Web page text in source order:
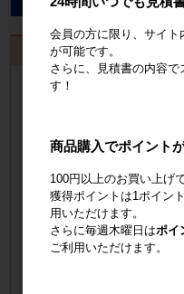
見積書
納品書の発
会員の方に限り、サイト
が可能です。
さらに、見積書の内容で
す！
商品購入でポイント
100円以上のお買い上げ
獲得ポイントは1ポイン
用いただけます。
さらに毎週木曜日はポイ
ご利用いただけます。